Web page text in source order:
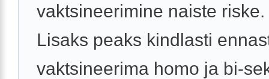
vaktsineerimine naiste riske.
Lisaks peaks kindlasti
vaktsineerima homo ja bi-